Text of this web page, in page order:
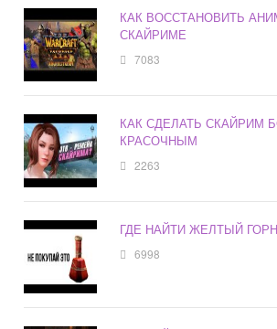
КАК ВОССТАНОВИТЬ
СКАЙРИМЕ
7083
КАК СДЕЛАТЬ СКАЙРИМ
КРАСОЧНЫМ
2263
ГДЕ НАЙТИ ЖЕЛТЫЙ
6998